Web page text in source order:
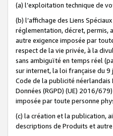
(a) l’exploitation technique de
(b) l’affichage des Liens
réglementation, décret, permis,
autre exigence imposée par
respect de la vie privée, à la
sans ambiguïté en temps réel
sur internet, la loi française du 9
Code de la publicité
Données (RGPD) (UE) 2016/
imposée par toute personne
(c) la création et la publication,
descriptions de Produits et